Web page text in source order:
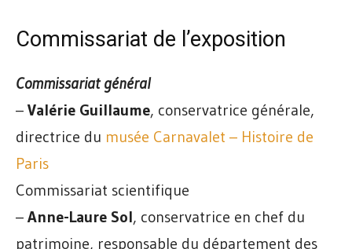
Commissariat de l’exposition
Commissariat général
– Valérie Guillaume, conservatrice générale,
directrice du musée Carnavalet – Histoire de
Paris
Commissariat scientifique
– Anne-Laure Sol, conservatrice en chef du
patrimoine, responsable du département des